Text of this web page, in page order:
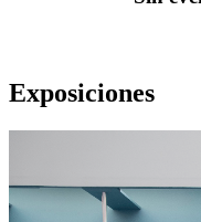
Exposiciones